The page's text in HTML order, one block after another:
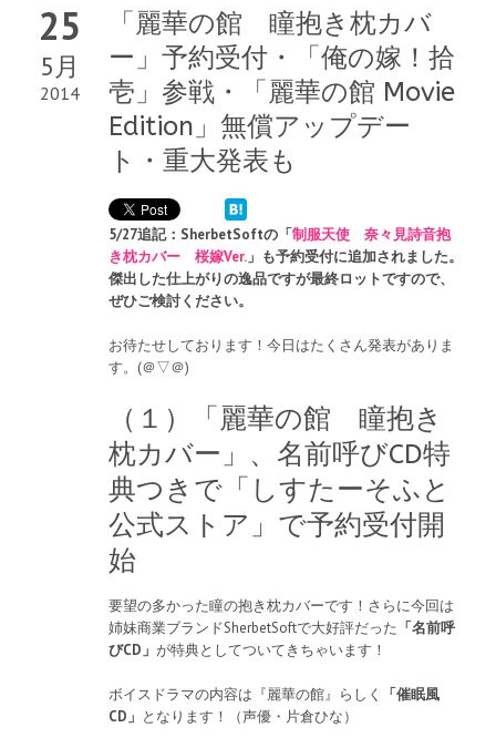
25
5月
2014
「麗華の館 瞳抱き枕カバ
ー」予約受付・「俺の嫁！拾
壱」参戦・「麗華の館 Movie
Edition」無償アップデー
ト・重大発表も
5/27追記：SherbetSoftの「制服天使 奈々見詩音抱
き枕カバー 桜嫁Ver. 」も予約受付に追加されました。
傑出した仕上がりの逸品ですが最終ロットですので、
ぜひご検討ください。
お待たせしております！今日はたくさん発表がありま
す。(＠▽＠)
（１）「麗華の館 瞳抱き
枕カバー」、名前呼びCD特
典つきで「しすたーそふと
公式ストア」で予約受付開
始
要望の多かった瞳の抱き枕カバーです！さらに今回は
姉妹商業ブランドSherbetSoftで大好評だった 「名前呼
びCD」 が特典としてついてきちゃいます！
ボイスドラマの内容は『麗華の館』らしく
「催眠風
CD」 となります！（声優・片倉ひな）